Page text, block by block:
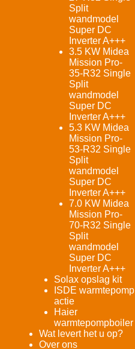
Split
wandmodel
Super DC
Inverter A+++
3.5 KW Midea
Mission Pro-
35-R32 Single
Split
wandmodel
Super DC
Inverter A+++
5.3 KW Midea
Mission Pro-
53-R32 Single
Split
wandmodel
Super DC
Inverter A+++
7.0 KW Midea
Mission Pro-
70-R32 Single
Split
wandmodel
Super DC
Inverter A+++
Solax opslag kit
ISDE warmtepomp
actie
Haier
warmtepompboiler
Wat levert het u op?
Over ons